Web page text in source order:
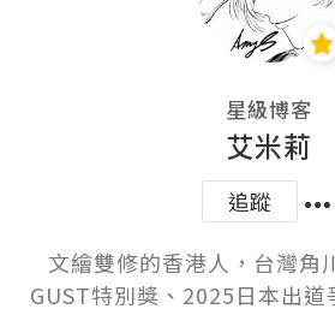
星級博客
艾米莉
追蹤
文繪雙修的香港人，台灣角
GUST特別獎、2025日本出